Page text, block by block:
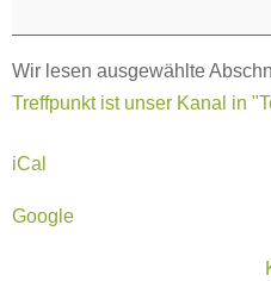
Wir lesen ausgewählte
Treffpunkt ist unser Kanal in
iCal
Google